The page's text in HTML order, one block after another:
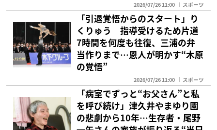
2026/07/26 11:00 スポーツ
「引退覚悟からのスタート」り
くりゅう 指導受けるため片道
7時間を何度も往復、三浦の弁
当作りまで…恩人が明かす“木原
の覚悟”
2026/07/26 11:00 スポーツ
「病室でずっと“お父さん”と私
を呼び続け」津久井やまゆり園
の悲劇から10年…生存者・尾野